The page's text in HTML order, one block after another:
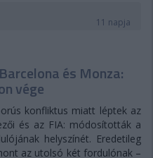
11 napja
és Monza:
vége
konfliktus miatt léptek az
és az FIA: módosították a
helyszínét. Eredetileg
az utolsó két fordulónak –